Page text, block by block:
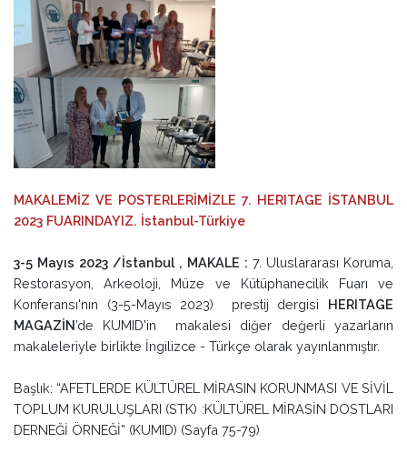
MAKALEMİZ VE POSTERLERİMİZLE 7. HERITAGE İSTANBUL
2023 FUARINDAYIZ. İstanbul-Türkiye
3-5 Mayıs 2023 /İstanbul , MAKALE : 7. Uluslararası Koruma,
Restorasyon, Arkeoloji, Müze ve Kütüphanecilik Fuarı ve
Konferansı'nın (3-5-Mayıs 2023) prestij dergisi HERITAGE
MAGAZİN’de KUMID'in makalesi diğer değerli yazarların
makaleleriyle birlikte İngilizce - Türkçe olarak yayınlanmıştır.
Başlık: “AFETLERDE KÜLTÜREL MİRASIN KORUNMASI VE SİVİL
TOPLUM KURULUŞLARI (STK) :KÜLTÜREL MİRASİN DOSTLARI
DERNEĞİ ÖRNEĞİ” (KUMID) (Sayfa 75-79)